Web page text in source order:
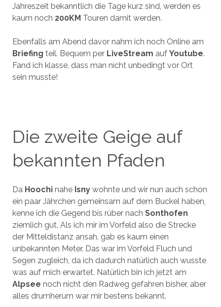
Jahreszeit bekanntlich die Tage kurz sind, werden es
kaum noch 200KM Touren damit werden.
Ebenfalls am Abend davor nahm ich noch Online am
Briefing teil. Bequem per LiveStream auf Youtube.
Fand ich klasse, dass man nicht unbedingt vor Ort
sein musste!
Die zweite Geige auf
bekannten Pfaden
Da Hoochi nahe Isny wohnte und wir nun auch schon
ein paar Jährchen gemeinsam auf dem Buckel haben,
kenne ich die Gegend bis rüber nach Sonthofen
ziemlich gut. Als ich mir im Vorfeld also die Strecke
der Mitteldistanz ansah, gab es kaum einen
unbekannten Meter. Das war im Vorfeld Fluch und
Segen zugleich, da ich dadurch natürlich auch wusste
was auf mich erwartet. Natürlich bin ich jetzt am
Alpsee noch nicht den Radweg gefahren bisher, aber
alles drumherum war mir bestens bekannt.